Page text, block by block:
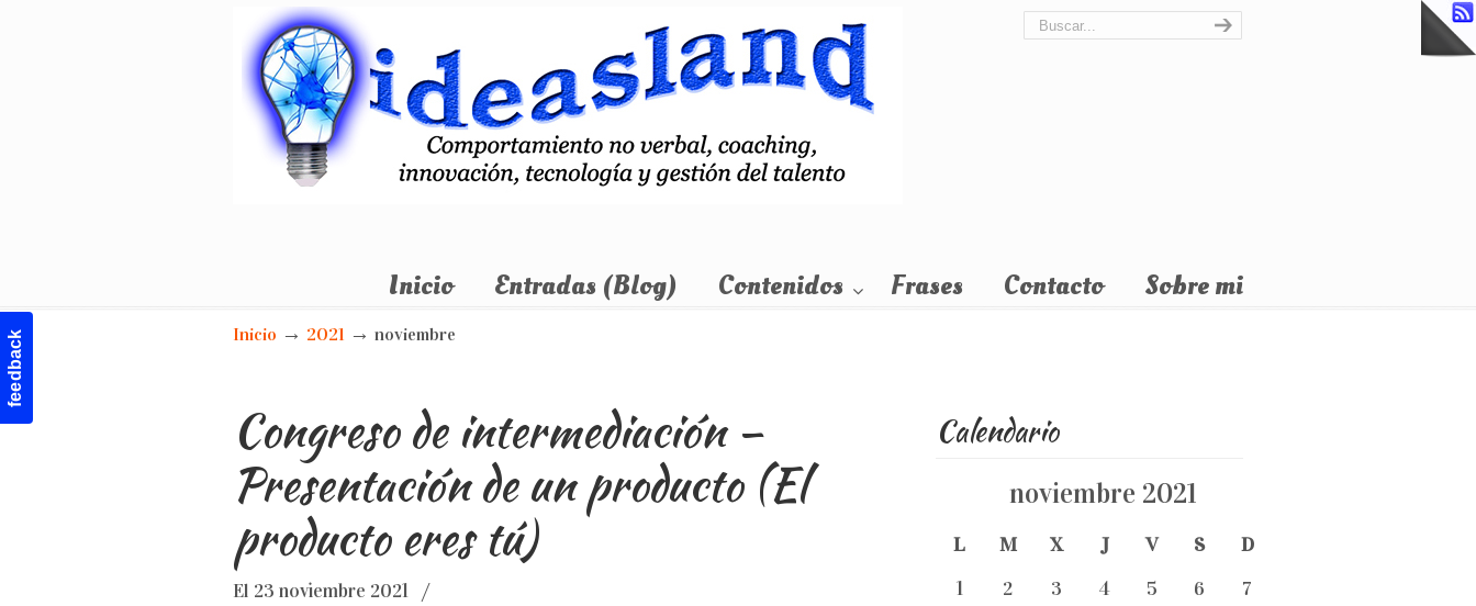
feedback
Otro sitio realizado con WordPress
Inicio Entradas (Blog) Contenidos Frases Contacto Sobre mi
Inicio → 2021 → noviembre
Congreso de intermediación –
Presentación de un producto (El
producto eres tú)
El 23 noviembre 2021
/
Calendario
noviembre 2021
L M X J V S
D
1
2 3 4 5 6 7